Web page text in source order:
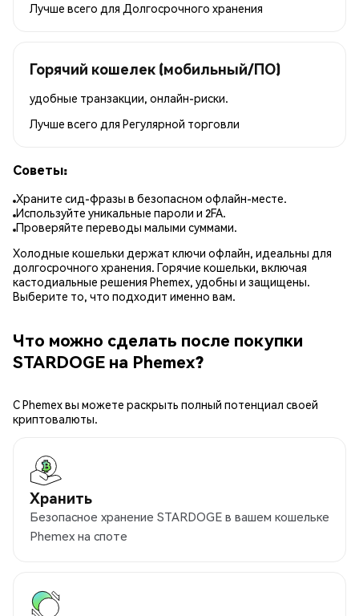
Лучше всего для Долгосрочного хранения
Горячий кошелек (мобильный/ПО)
удобные транзакции, онлайн-риски.
Лучше всего для Регулярной торговли
Советы:
Храните сид-фразы в безопасном офлайн-месте.
Используйте уникальные пароли и 2FA.
Проверяйте переводы малыми суммами.
Холодные кошельки держат ключи офлайн, идеальны для
долгосрочного хранения. Горячие кошельки, включая
кастодиальные решения Phemex, удобны и защищены.
Выберите то, что подходит именно вам.
Что можно сделать после покупки
STARDOGE на Phemex?
С Phemex вы можете раскрыть полный потенциал своей
криптовалюты.
Хранить
Безопасное хранение STARDOGE в вашем кошельке
Phemex на споте